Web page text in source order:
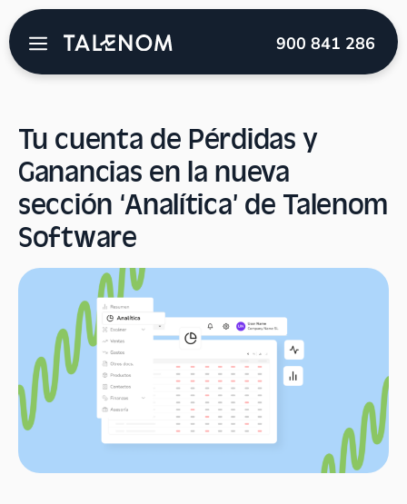
900 841 286
Tu cuenta de Pérdidas y Ganancias en la nueva sección
Tu cuenta de Pérdidas y
Ganancias en la nueva
sección ‘Analítica’ de Talenom
Software